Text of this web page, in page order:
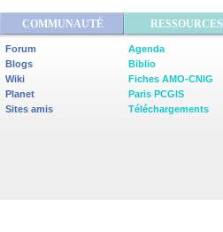
COMMUNAUTÉ RESSOURCES
Forum
Blogs
Wiki
Planet
Sites amis
Agenda
Biblio
Fiches AMO-CNIG
Paris PCGIS
Téléchargements